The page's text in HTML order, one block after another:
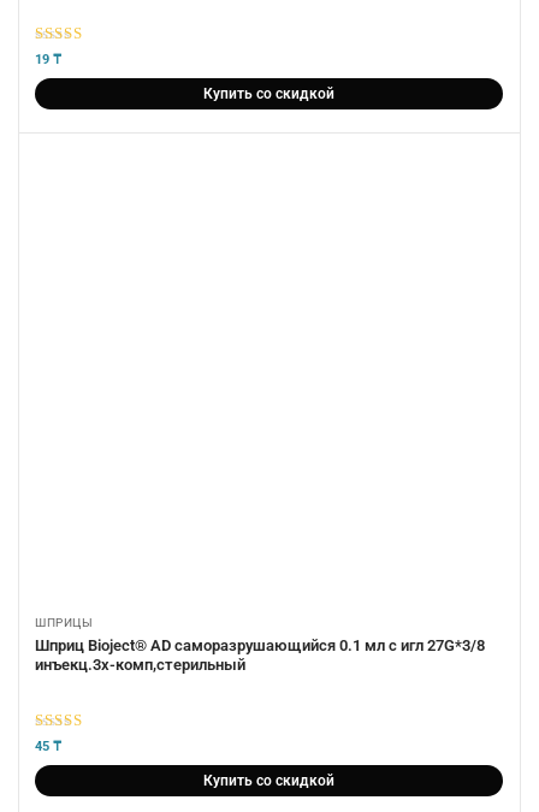
5из 5
19 ₸
Купить со скидкой
ШПРИЦЫ
Шприц Bioject® AD саморазрушающийся 0.1 мл с игл 27G*3/8
инъекц.3х-комп,стерильный
5из 5
45 ₸
Купить со скидкой